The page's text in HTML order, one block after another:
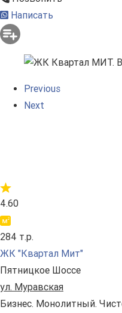
Написать
Previous
Next
4.60
284 т.р.
ЖК "Квартал Мит"
Пятницкое Шоссе
ул. Муравская
Бизнес. Монолитный.